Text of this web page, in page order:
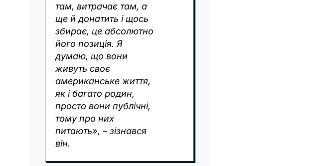
там, витрачає там, а
ще й донатить і щось
збирає, це абсолютно
його позиція. Я
думаю, що вони
живуть своє
американське життя,
як і багато родин,
просто вони публічні,
тому про них
питають», – зізнався
він.